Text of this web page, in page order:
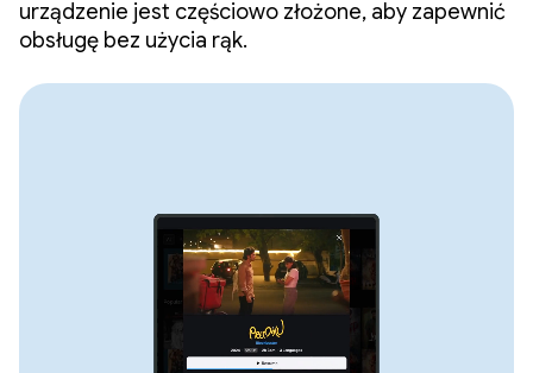
urządzenie jest częściowo złożone, aby zapewnić
obsługę bez użycia rąk.